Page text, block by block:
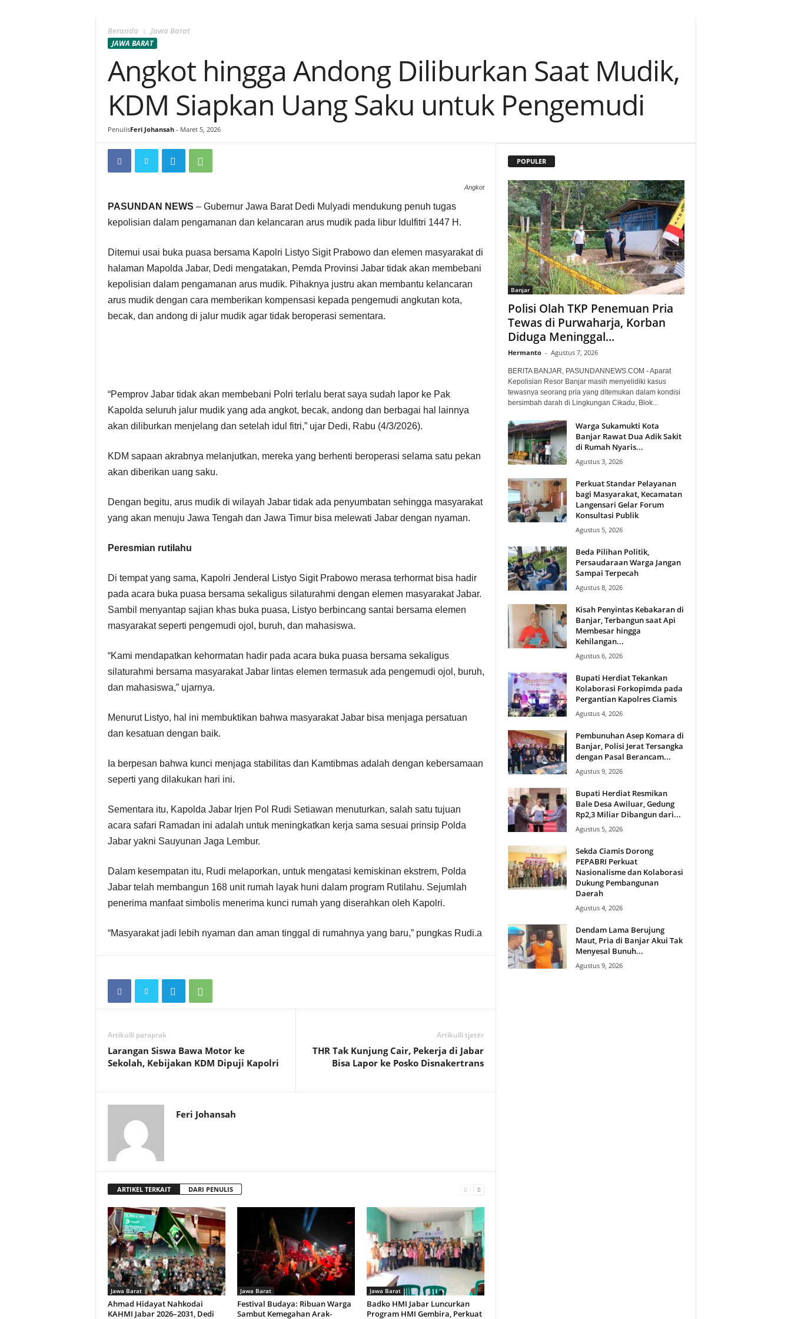
Beranda Jawa Barat
JAWA BARAT
Angkot hingga Andong Diliburkan Saat Mudik,
KDM Siapkan Uang Saku untuk Pengemudi
PenulisFeri Johansah- Maret 5, 2026
Angkot
PASUNDAN NEWS – Gubernur Jawa Barat Dedi Mulyadi mendukung penuh tugas
kepolisian dalam pengamanan dan kelancaran arus mudik pada libur Idulfitri 1447 H.
Ditemui usai buka puasa bersama Kapolri Listyo Sigit Prabowo dan elemen masyarakat di
halaman Mapolda Jabar, Dedi mengatakan, Pemda Provinsi Jabar tidak akan membebani
kepolisian dalam pengamanan arus mudik. Pihaknya justru akan membantu kelancaran
arus mudik dengan cara memberikan kompensasi kepada pengemudi angkutan kota,
becak, dan andong di jalur mudik agar tidak beroperasi sementara.
“Pemprov Jabar tidak akan membebani Polri terlalu berat saya sudah lapor ke Pak
Kapolda seluruh jalur mudik yang ada angkot, becak, andong dan berbagai hal lainnya
akan diliburkan menjelang dan setelah idul fitri,” ujar Dedi, Rabu (4/3/2026).
KDM sapaan akrabnya melanjutkan, mereka yang berhenti beroperasi selama satu pekan
akan diberikan uang saku.
Dengan begitu, arus mudik di wilayah Jabar tidak ada penyumbatan sehingga masyarakat
yang akan menuju Jawa Tengah dan Jawa Timur bisa melewati Jabar dengan nyaman.
Peresmian rutilahu
Di tempat yang sama, Kapolri Jenderal Listyo Sigit Prabowo merasa terhormat bisa hadir
pada acara buka puasa bersama sekaligus silaturahmi dengan elemen masyarakat Jabar.
Sambil menyantap sajian khas buka puasa, Listyo berbincang santai bersama elemen
masyarakat seperti pengemudi ojol, buruh, dan mahasiswa.
“Kami mendapatkan kehormatan hadir pada acara buka puasa bersama sekaligus
silaturahmi bersama masyarakat Jabar lintas elemen termasuk ada pengemudi ojol, buruh,
dan mahasiswa,” ujarnya.
Menurut Listyo, hal ini membuktikan bahwa masyarakat Jabar bisa menjaga persatuan
dan kesatuan dengan baik.
Ia berpesan bahwa kunci menjaga stabilitas dan Kamtibmas adalah dengan kebersamaan
seperti yang dilakukan hari ini.
Sementara itu, Kapolda Jabar Irjen Pol Rudi Setiawan menuturkan, salah satu tujuan
acara safari Ramadan ini adalah untuk meningkatkan kerja sama sesuai prinsip Polda
Jabar yakni Sauyunan Jaga Lembur.
Dalam kesempatan itu, Rudi melaporkan, untuk mengatasi kemiskinan ekstrem, Polda
Jabar telah membangun 168 unit rumah layak huni dalam program Rutilahu. Sejumlah
penerima manfaat simbolis menerima kunci rumah yang diserahkan oleh Kapolri.
“Masyarakat jadi lebih nyaman dan aman tinggal di rumahnya yang baru,” pungkas Rudi.a
Artikulli paraprak
Larangan Siswa Bawa Motor ke
Sekolah, Kebijakan KDM Dipuji Kapolri
Artikulli tjetër
THR Tak Kunjung Cair, Pekerja di Jabar
Bisa Lapor ke Posko Disnakertrans
Feri Johansah
ARTIKEL TERKAIT DARI PENULIS
Jawa Barat
Ahmad Hidayat Nahkodai
KAHMI Jabar 2026–2031, Dedi
Jawa Barat
Festival Budaya: Ribuan Warga
Sambut Kemegahan Arak-
Jawa Barat
Badko HMI Jabar Luncurkan
Program HMI Gembira, Perkuat
POPULER
Banjar
Polisi Olah TKP Penemuan Pria
Tewas di Purwaharja, Korban
Diduga Meninggal...
Hermanto - Agustus 7, 2026
BERITA BANJAR, PASUNDANNEWS.COM - Aparat
Kepolisian Resor Banjar masih menyelidiki kasus
tewasnya seorang pria yang ditemukan dalam kondisi
bersimbah darah di Lingkungan Cikadu, Blok...
Warga Sukamukti Kota
Banjar Rawat Dua Adik Sakit
di Rumah Nyaris...
Agustus 3, 2026
Perkuat Standar Pelayanan
bagi Masyarakat, Kecamatan
Langensari Gelar Forum
Konsultasi Publik
Agustus 5, 2026
Beda Pilihan Politik,
Persaudaraan Warga Jangan
Sampai Terpecah
Agustus 8, 2026
Kisah Penyintas Kebakaran di
Banjar, Terbangun saat Api
Membesar hingga
Kehilangan...
Agustus 6, 2026
Bupati Herdiat Tekankan
Kolaborasi Forkopimda pada
Pergantian Kapolres Ciamis
Agustus 4, 2026
Pembunuhan Asep Komara di
Banjar, Polisi Jerat Tersangka
dengan Pasal Berancam...
Agustus 9, 2026
Bupati Herdiat Resmikan
Bale Desa Awiluar, Gedung
Rp2,3 Miliar Dibangun dari...
Agustus 5, 2026
Sekda Ciamis Dorong
PEPABRI Perkuat
Nasionalisme dan Kolaborasi
Dukung Pembangunan
Daerah
Agustus 4, 2026
Dendam Lama Berujung
Maut, Pria di Banjar Akui Tak
Menyesal Bunuh...
Agustus 9, 2026